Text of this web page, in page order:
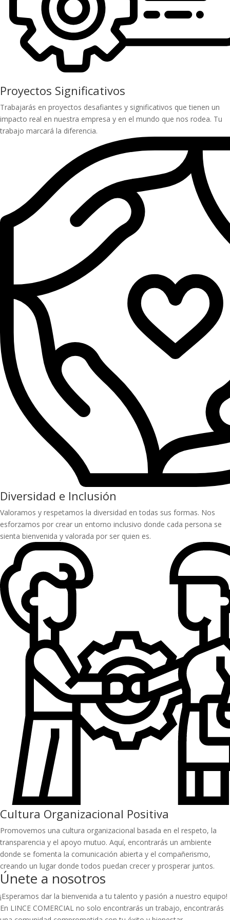
Proyectos Significativos
Trabajarás en proyectos desafiantes y significativos que tienen un
impacto real en nuestra empresa y en el mundo que nos rodea. Tu
trabajo marcará la diferencia.
Diversidad e Inclusión
Valoramos y respetamos la diversidad en todas sus formas. Nos
esforzamos por crear un entorno inclusivo donde cada persona se
sienta bienvenida y valorada por ser quien es.
Cultura Organizacional Positiva
Promovemos una cultura organizacional basada en el respeto, la
transparencia y el apoyo mutuo. Aquí, encontrarás un ambiente
donde se fomenta la comunicación abierta y el compañerismo,
creando un lugar donde todos puedan crecer y prosperar juntos.
Únete a nosotros
¡Esperamos dar la bienvenida a tu talento y pasión a nuestro equipo!
En LINCE COMERCIAL no solo encontrarás un trabajo, encontrarás